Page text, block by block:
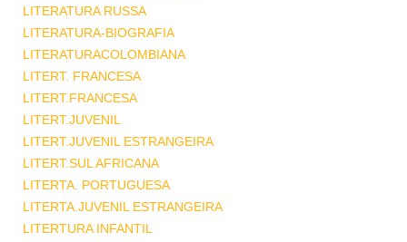
LITERATURA RUSSA
LITERATURA-BIOGRAFIA
LITERATURACOLOMBIANA
LITERT. FRANCESA
LITERT.FRANCESA
LITERT.JUVENIL
LITERT.JUVENIL ESTRANGEIRA
LITERT.SUL AFRICANA
LITERTA. PORTUGUESA
LITERTA.JUVENIL ESTRANGEIRA
LITERTURA INFANTIL